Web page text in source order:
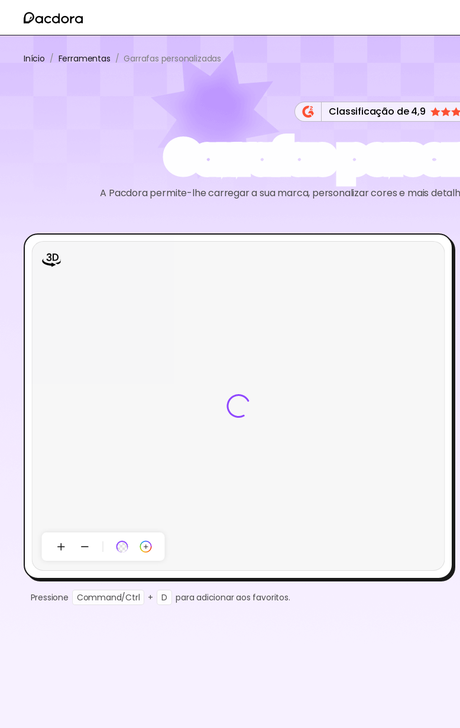
Início / Ferramentas / Garrafas personalizadas
Classificação de 4,9
Garrafas
A Pacdora permite-lhe carregar a sua marca, personalizar cores e mais
Pressione Command/Ctrl + D para adicionar aos favoritos.